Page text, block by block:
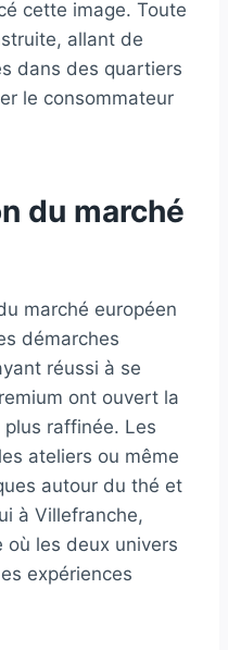
cette image. Toute
allant de
dans des quartiers
le consommateur
du marché
marché européen
démarches
réussi à se
ont ouvert la
raffinée. Les
ateliers ou même
autour du thé et
à Villefranche,
les deux univers
expériences